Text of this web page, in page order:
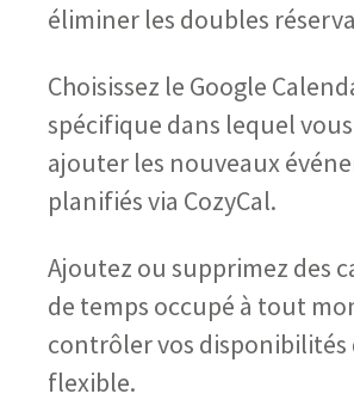
éliminer les doubles
Choisissez le Google
spécifique dans lequel
ajouter les nouveaux
planifiés via CozyCal.
Ajoutez ou supprimez des
de temps occupé à tout
contrôler vos disponibilités
flexible.